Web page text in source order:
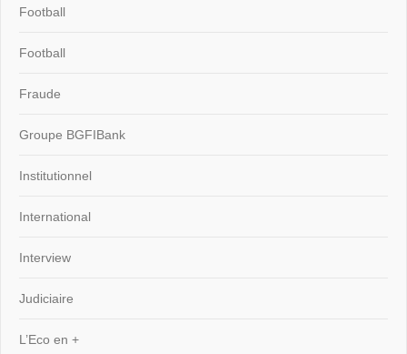
Football
Football
Fraude
Groupe BGFIBank
Institutionnel
International
Interview
Judiciaire
L’Eco en +